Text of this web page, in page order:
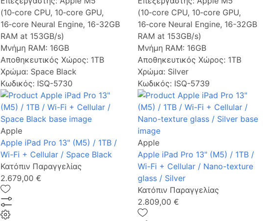
(10‑core CPU, 10‑core GPU,
16‑core Neural Engine, 16-32GB
RAM at 153GB/s)
Μνήμη RAM: 16GB
Αποθηκευτικός Χώρος: 1TB
Χρώμα: Space Black
Κωδικός: ISQ-5730
Apple
Apple iPad Pro 13" (M5) / 1TB /
Wi-Fi + Cellular / Space Black
Κατόπιν Παραγγελίας
2.679,00 €
(10‑core CPU, 10‑core GPU,
16‑core Neural Engine, 16-32GB
RAM at 153GB/s)
Μνήμη RAM: 16GB
Αποθηκευτικός Χώρος: 1TB
Χρώμα: Silver
Κωδικός: ISQ-5739
Apple
Apple iPad Pro 13" (M5) / 1TB /
Wi-Fi + Cellular / Nano-texture
glass / Silver
Κατόπιν Παραγγελίας
2.809,00 €